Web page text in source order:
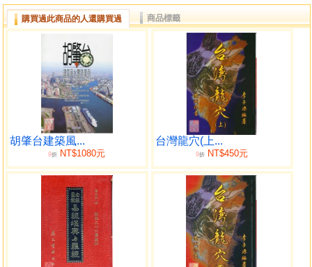
向、動線規劃、確定風格、功能需求、工程營造、室內裝
修、園藝景觀等完整操作過程，由於風水學居中，常困擾兩
者的融合，今以務實的理據效應為導向，來共同完成幸福的
我們應用實例，掌握機能、藝術、建構、風水等因子，以創
新的視角來論述，藉此拋磚引玉，對從事風水、建築、營
造、室內與景觀設計者，提供完整務實的參考資料，藉以帶
動的研究風潮，邁向嶄新寬廣的領域，共創更好的未來。
2.編著團隊
建築風水：胡肇台(圓銘) 、胡家瑋
設計執行：林楚軒
生活美學： 石田浩二
風水然居-為建築說個幸福的故事
購買過此商品的人還購買過 商品標籤
胡肇台建築風...
9折 NT$1080元
台灣龍穴(上...
9折 NT$450元